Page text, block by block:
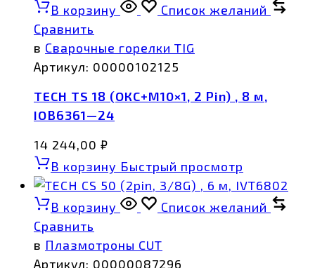
В корзину
Список желаний
Сравнить
в Сварочные горелки TIG
Артикул: 00000102125
TECH TS 18 (ОКС+М10×1, 2 Pin) , 8 м,
IOB6361—24
14 244,00 ₽
В корзину Быстрый просмотр
В корзину
Список желаний
Сравнить
в Плазмотроны CUT
Артикул: 00000087296